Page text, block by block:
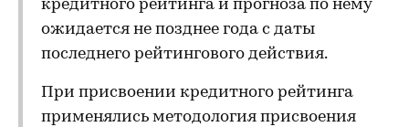
кредитного рейтинга и прогноза по нему
ожидается не позднее года с даты
последнего рейтингового действия.
При присвоении кредитного рейтинга
применялись методология присвоения